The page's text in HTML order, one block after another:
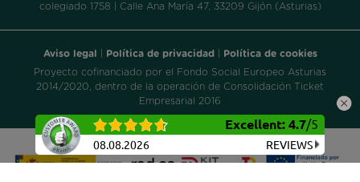
Excellent: 4.7/5
08.08.2026 REVIEWS
colegiado 1758 | Calle Ana María 47, 33209 Gijón (Asturias)
Aviso legal Política de privacidad
Política de cookies
Proyecto cofinanciado por el Fondo Social Europeo Asturias
2014/2020, dentro de la operación de Consolidación Ticket
Empresarial 2016